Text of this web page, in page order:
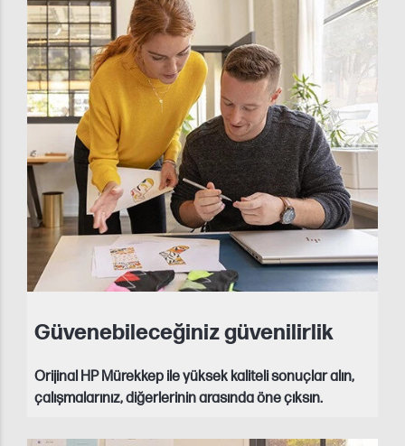
Güvenebileceğiniz güvenilirlik
Orijinal HP Mürekkep ile yüksek kaliteli sonuçlar alın,
çalışmalarınız, diğerlerinin arasında öne çıksın.